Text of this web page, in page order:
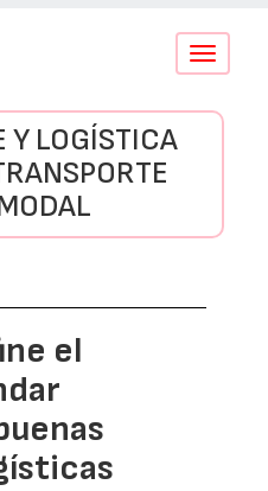
Conmutar
Y LOGÍSTICA
el